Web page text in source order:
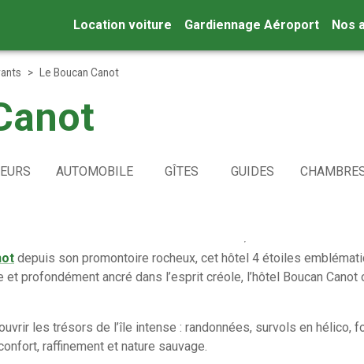
Location voiture Gardiennage Aéroport Nos
> Le Boucan Canot
AUTOMOBILE GÎTES GUIDES
depuis son promontoire rocheux, cet hôtel 4 étoiles
profondément ancré dans l’esprit créole, l’hôtel Boucan
les trésors de l’île intense : randonnées, survols en hélico,
raffinement et nature sauvage.